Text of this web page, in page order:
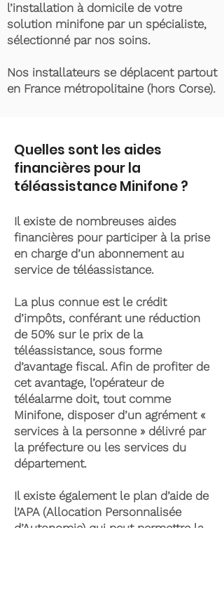
l’installation à domicile de votre
solution minifone par un spécialiste,
sélectionné par nos soins.
Nos installateurs se déplacent partout
en France métropolitaine (hors Corse).
Quelles sont les aides
financières pour la
téléassistance Minifone ?
Il existe de nombreuses aides
financières pour participer à la prise
en charge d’un abonnement au
service de téléassistance.
La plus connue est le crédit
d’impôts, conférant une réduction
de 50% sur le prix de la
téléassistance, sous forme
d’avantage fiscal. Afin de profiter de
cet avantage, l’opérateur de
téléalarme doit, tout comme
Minifone, disposer d’un agrément «
services à la personne » délivré par
la préfecture ou les services du
département.
Il existe également le plan d’aide de
l’APA (Allocation Personnalisée
d’Autonomie) qui peut permettre la